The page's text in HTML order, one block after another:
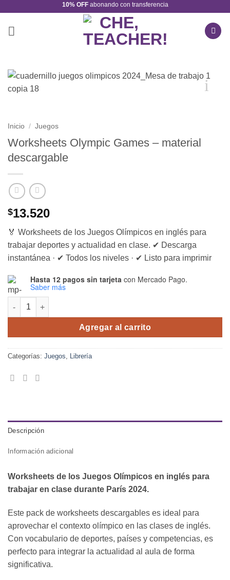
10% OFFabonando con transferencia
Inicio / Juegos
Worksheets Olympic Games – material
descargable
$13.520
🏅 Worksheets de los Juegos Olímpicos en inglés para
trabajar deportes y actualidad en clase. ✔ Descarga
instantánea · ✔ Todos los niveles · ✔ Listo para imprimir
Hasta 12 pagos sin tarjeta con Mercado Pago.
Saber más
Worksheets Olympic Games – material descargable cantidad
Agregar al carrito
Categorías: Juegos, Librería
Descripción
Información adicional
Worksheets de los Juegos Olímpicos en inglés para
trabajar en clase durante París 2024.
Este pack de worksheets descargables es ideal para
aprovechar el contexto olímpico en las clases de inglés.
Con vocabulario de deportes, países y competencias, es
perfecto para integrar la actualidad al aula de forma
significativa.